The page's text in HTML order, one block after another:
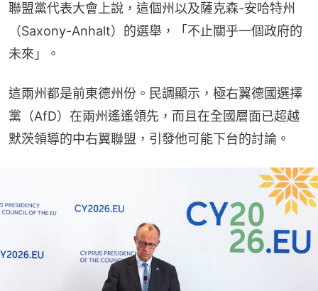
聯盟黨代表大會上說，這個州以及薩克森-安哈特州
（Saxony-Anhalt）的選舉，「不止關乎一個政府的
未來」。
這兩州都是前東德州份。民調顯示，極右翼德國選擇
黨（AfD）在兩州遙遙領先，而且在全國層面已超越
默茨領導的中右翼聯盟，引發他可能下台的討論。